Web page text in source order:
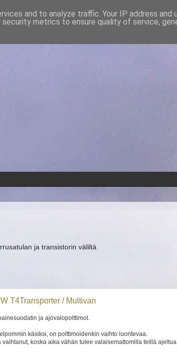
ja transistorin väliltä
T4Transporter / Multivan
ja ajovalopolttimot.
käsiksi, on polttimoidenkin vaihto luontevaa.
koska aika vähän tulee valaisemattomilla teillä
and to analyze traffic. Your IP address and
metrics to ensure quality of service,